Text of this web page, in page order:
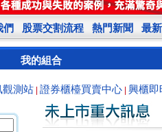
們 股票交割流程 熱門新聞 最
我的組合
觀測站 證券櫃檯買賣中心 興櫃即